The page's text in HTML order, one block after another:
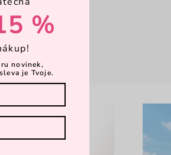
%
novinek,
je Tvoje.